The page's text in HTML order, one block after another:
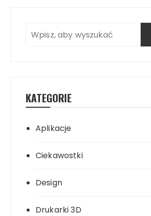
KATEGORIE
Aplikacje
Ciekawostki
Design
Drukarki 3D